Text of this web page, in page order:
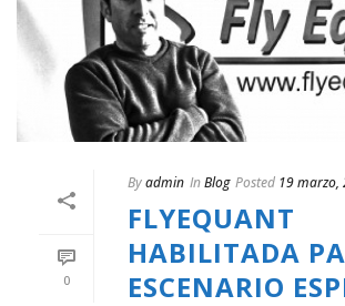
0
Byadmin InBlog Posted 19 marzo,
FLYEQUANT
HABILITADA
ESCENARIO